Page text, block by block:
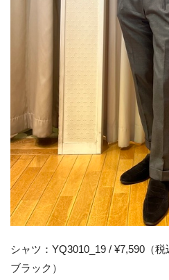
シャツ：YQ3010_19 / ¥7,590（
ブラック）